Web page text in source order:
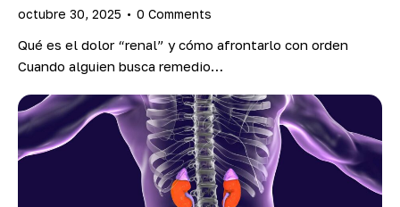
octubre 30, 2025 0 Comments
Qué es el dolor “renal” y cómo afrontarlo con orden
Cuando alguien busca remedio…